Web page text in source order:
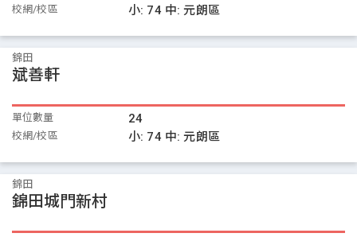
校網/校區 小: 74 中:元朗區
錦田
斌善軒
單位數量 24
校網/校區 小: 74 中:元朗區
錦田
錦田城門新村